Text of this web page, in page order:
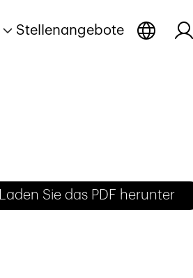
Stellenangebote
Laden Sie das PDF herunter